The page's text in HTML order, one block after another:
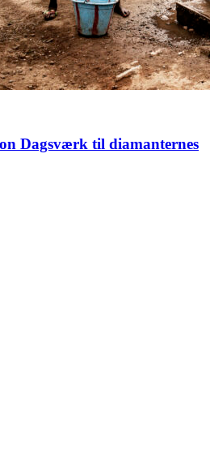
Dagsværk til diamanternes